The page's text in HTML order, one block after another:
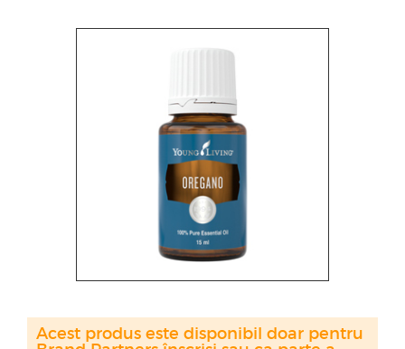
Acest produs este disponibil doar pentru